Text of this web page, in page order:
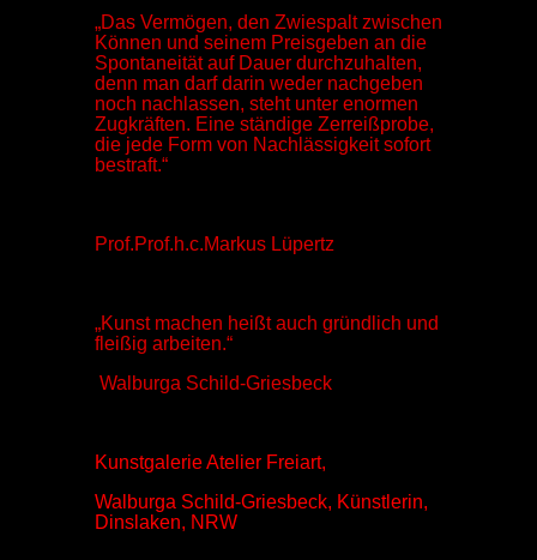
„Das Vermögen, den Zwiespalt zwischen
Können und seinem Preisgeben an die
Spontaneität auf Dauer durchzuhalten,
denn man darf darin weder nachgeben
noch nachlassen, steht unter enormen
Zugkräften. Eine ständige Zerreißprobe,
die jede Form von Nachlässigkeit sofort
bestraft.“
Prof.Prof.h.c.Markus Lüpertz
„Kunst machen heißt auch gründlich und
fleißig arbeiten.“
Walburga Schild-Griesbeck
Kunstgalerie Atelier Freiart,
Walburga Schild-Griesbeck, Künstlerin,
Dinslaken, NRW